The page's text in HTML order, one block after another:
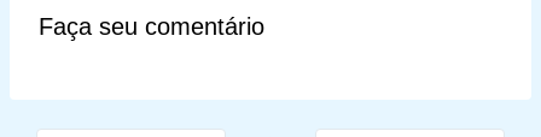
Faça seu comentário